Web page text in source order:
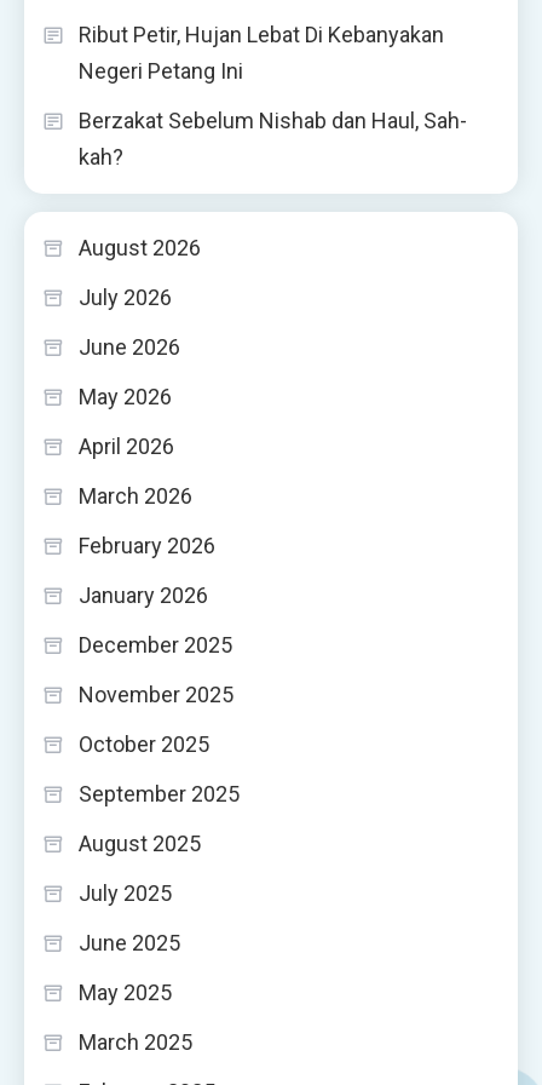
Ribut Petir, Hujan Lebat Di Kebanyakan
Negeri Petang Ini
Berzakat Sebelum Nishab dan Haul, Sah-
kah?
August 2026
July 2026
June 2026
May 2026
April 2026
March 2026
February 2026
January 2026
December 2025
November 2025
October 2025
September 2025
August 2025
July 2025
June 2025
May 2025
March 2025